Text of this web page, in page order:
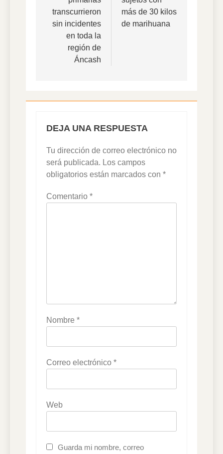
transcurrieron
sin incidentes
en toda la
región de
Áncash
más de 30 kilos
de marihuana
DEJA UNA RESPUESTA
Tu dirección de correo electrónico no
será publicada. Los campos
obligatorios están marcados con *
Comentario *
Nombre *
Correo electrónico *
Web
Guarda mi nombre, correo